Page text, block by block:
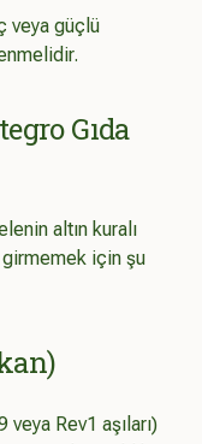
veya güçlü
Gıda
altın kuralı
girmemek için şu
veya Rev1 aşıları)